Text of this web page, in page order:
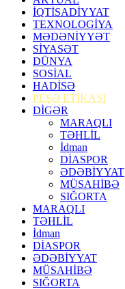
İQTİSADİYYAT
TEXNOLOGİYA
MƏDƏNİYYƏT
SİYASƏT
DÜNYA
SOSİAL
HADİSƏ
PEŞƏ ETİKASI
DİGƏR
MARAQLI
TƏHLİL
İdman
DİASPOR
ƏDƏBİYYAT
MÜSAHİBƏ
SIĞORTA
MARAQLI
TƏHLİL
İdman
DİASPOR
ƏDƏBİYYAT
MÜSAHİBƏ
SIĞORTA